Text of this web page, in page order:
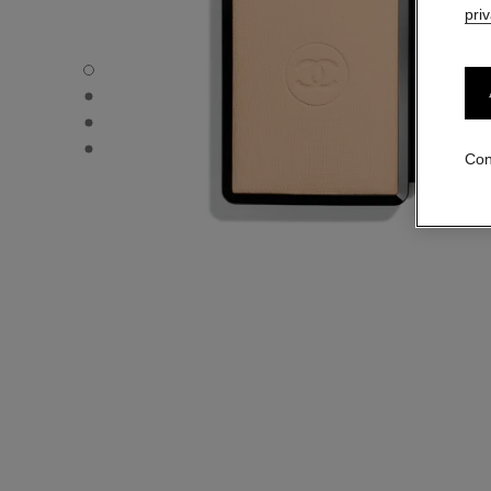
ULTRA LE TEINT – RECARGA - Vista por defecto
ULTRA LE TEINT – RECARGA - Vista alternativa 1
ULTRA LE TEINT – RECARGA - Vista de la textura básica
ULTRA LE TEINT – RECARGA -